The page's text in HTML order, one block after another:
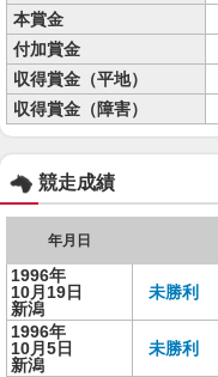
本賞金
付加賞金
収得賞金（平地）
収得賞金（障害）
競走成績
年月日
1996年
10月19日
新潟
未勝利
1996年
10月5日
新潟
未勝利